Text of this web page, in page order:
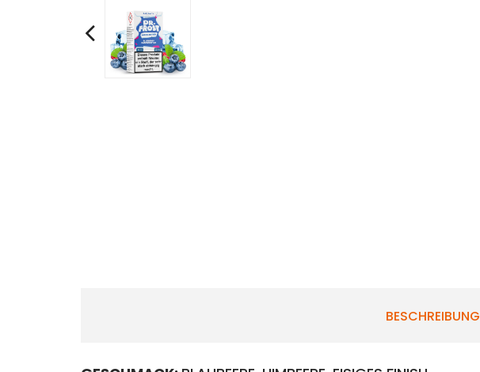
BESCHREIBUNG